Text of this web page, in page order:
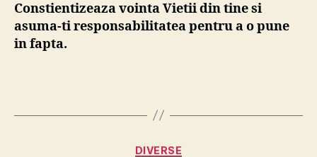
Constientizeaza vointa Vietii din tine si
asuma-ti responsabilitatea pentru a o pune
in fapta.
Categories
DIVERSE